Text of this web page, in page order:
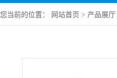
您当前的位置： 网站首页 > 产品展厅